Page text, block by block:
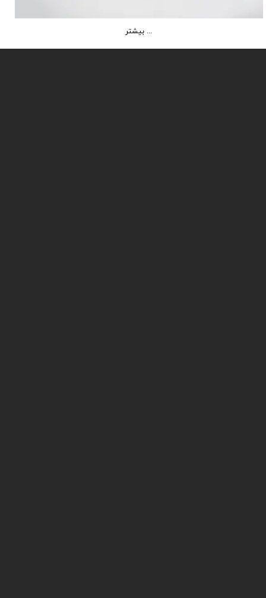
بیشتر ...